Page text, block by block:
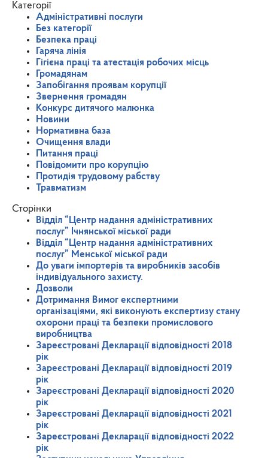
Категорії
Адміністративні послуги
Без категорії
Безпека праці
Гаряча лінія
Гігієна праці та атестація робочих місць
Громадянам
Запобігання проявам корупції
Звернення громадян
Конкурс дитячого малюнка
Новини
Нормативна база
Очищення влади
Питання праці
Повідомити про корупцію
Протидія трудовому рабству
Травматизм
Сторінки
Відділ “Центр надання адміністративних
послуг” Ічнянської міської ради
Відділ “Центр надання адміністративних
послуг” Менської міської ради
До уваги імпортерів та виробників засобів
індивідуального захисту.
Дозволи
Дотримання Вимог експертними
організаціями, які виконують експертизу стану
охорони праці та безпеки промислового
виробництва
Зареєстровані Декларації відповідності 2018
рік
Зареєстровані Декларації відповідності 2019
рік
Зареєстровані Декларації відповідності 2020
рік
Зареєстровані Декларації відповідності 2021
рік
Зареєстровані Декларації відповідності 2022
рік